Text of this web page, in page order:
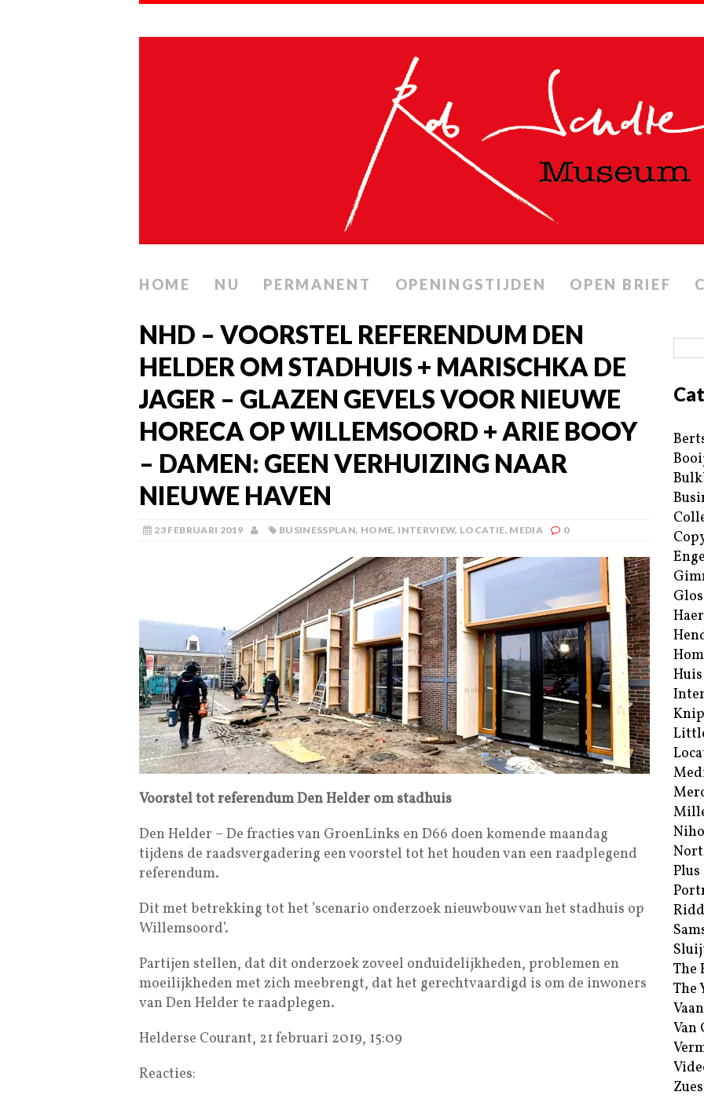
HOME NU PERMANENT OPENINGSTIJDEN OPEN BRIEF
NHD – VOORSTEL REFERENDUM DEN
HELDER OM STADHUIS + MARISCHKA DE
JAGER – GLAZEN GEVELS VOOR NIEUWE
HORECA OP WILLEMSOORD + ARIE BOOY
– DAMEN: GEEN VERHUIZING NAAR
NIEUWE HAVEN
23 FEBRUARI 2019 BUSINESSPLAN, HOME, INTERVIEW, LOCATIE, MEDIA 0
Voorstel tot referendum Den Helder om stadhuis
Den Helder – De fracties van GroenLinks en D66 doen komende maandag
tijdens de raadsvergadering een voorstel tot het houden van een raadplegend
referendum.
Dit met betrekking tot het ’scenario onderzoek nieuwbouw van het stadhuis op
Willemsoord’.
Partijen stellen, dat dit onderzoek zoveel onduidelijkheden, problemen en
moeilijkheden met zich meebrengt, dat het gerechtvaardigd is om de inwoners
van Den Helder te raadplegen.
Helderse Courant, 21 februari 2019, 15:09
Reacties:
Plus
The
The
Van